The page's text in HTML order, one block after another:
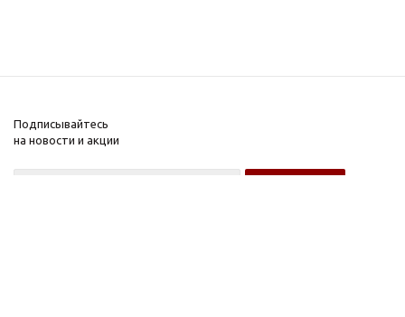
Подписывайтесь
на новости и акции